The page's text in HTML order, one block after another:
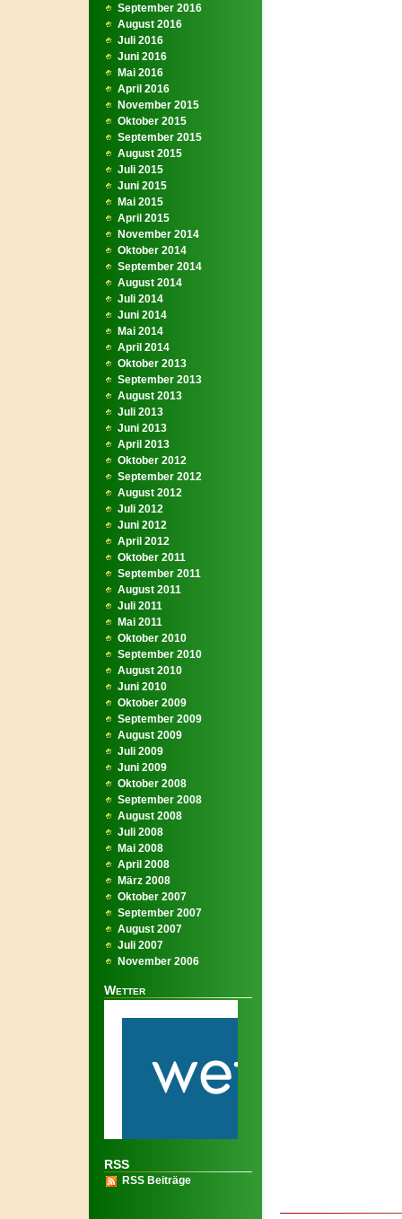
September 2016
August 2016
Juli 2016
Juni 2016
Mai 2016
April 2016
November 2015
Oktober 2015
September 2015
August 2015
Juli 2015
Juni 2015
Mai 2015
April 2015
November 2014
Oktober 2014
September 2014
August 2014
Juli 2014
Juni 2014
Mai 2014
April 2014
Oktober 2013
September 2013
August 2013
Juli 2013
Juni 2013
April 2013
Oktober 2012
September 2012
August 2012
Juli 2012
Juni 2012
April 2012
Oktober 2011
September 2011
August 2011
Juli 2011
Mai 2011
Oktober 2010
September 2010
August 2010
Juni 2010
Oktober 2009
September 2009
August 2009
Juli 2009
Juni 2009
Oktober 2008
September 2008
August 2008
Juli 2008
Mai 2008
April 2008
März 2008
Oktober 2007
September 2007
August 2007
Juli 2007
November 2006
Wetter
RSS
RSS Beiträge